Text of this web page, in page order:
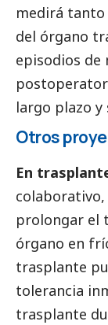
medirá tanto
del órgano
episodios de
largo plazo y
Otros
En
prolongar el
órgano en
trasplante
tolerancia
trasplante